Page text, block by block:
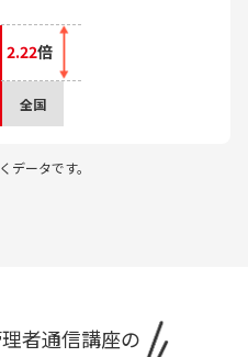
全国
2.22倍
ータです。
者通信講座の